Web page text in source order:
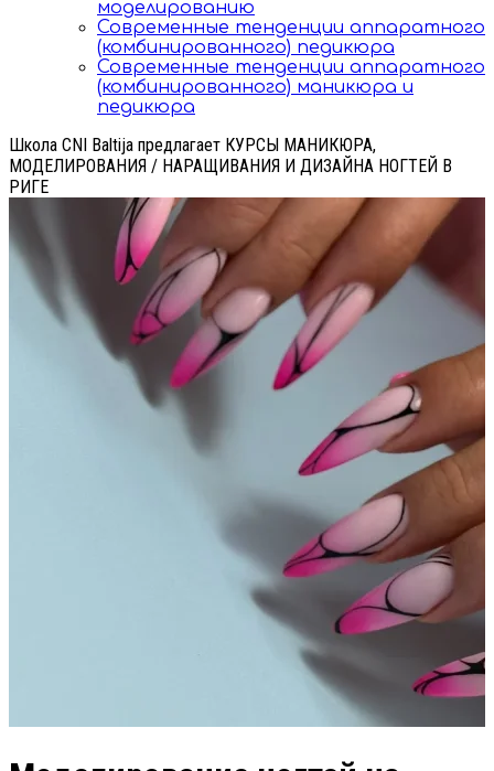
моделированию
Современные тенденции аппаратного
(комбинированного) педикюра
Современные тенденции аппаратного
(комбинированного) маникюра и
педикюра
Школа CNI Baltija предлагает КУРСЫ МАНИКЮРА,
МОДЕЛИРОВАНИЯ / НАРАЩИВАНИЯ И ДИЗАЙНА НОГТЕЙ В
РИГЕ